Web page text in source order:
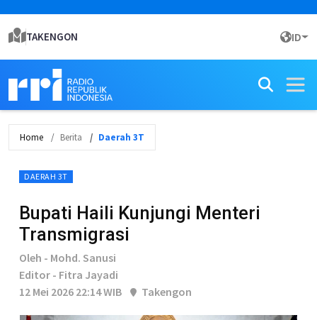
TAKENGON ID
Home Berita Daerah 3T
DAERAH 3T
Bupati Haili Kunjungi Menteri
Transmigrasi
Oleh - Mohd. Sanusi
Editor - Fitra Jayadi
12 Mei 2026 22:14 WIB
Takengon